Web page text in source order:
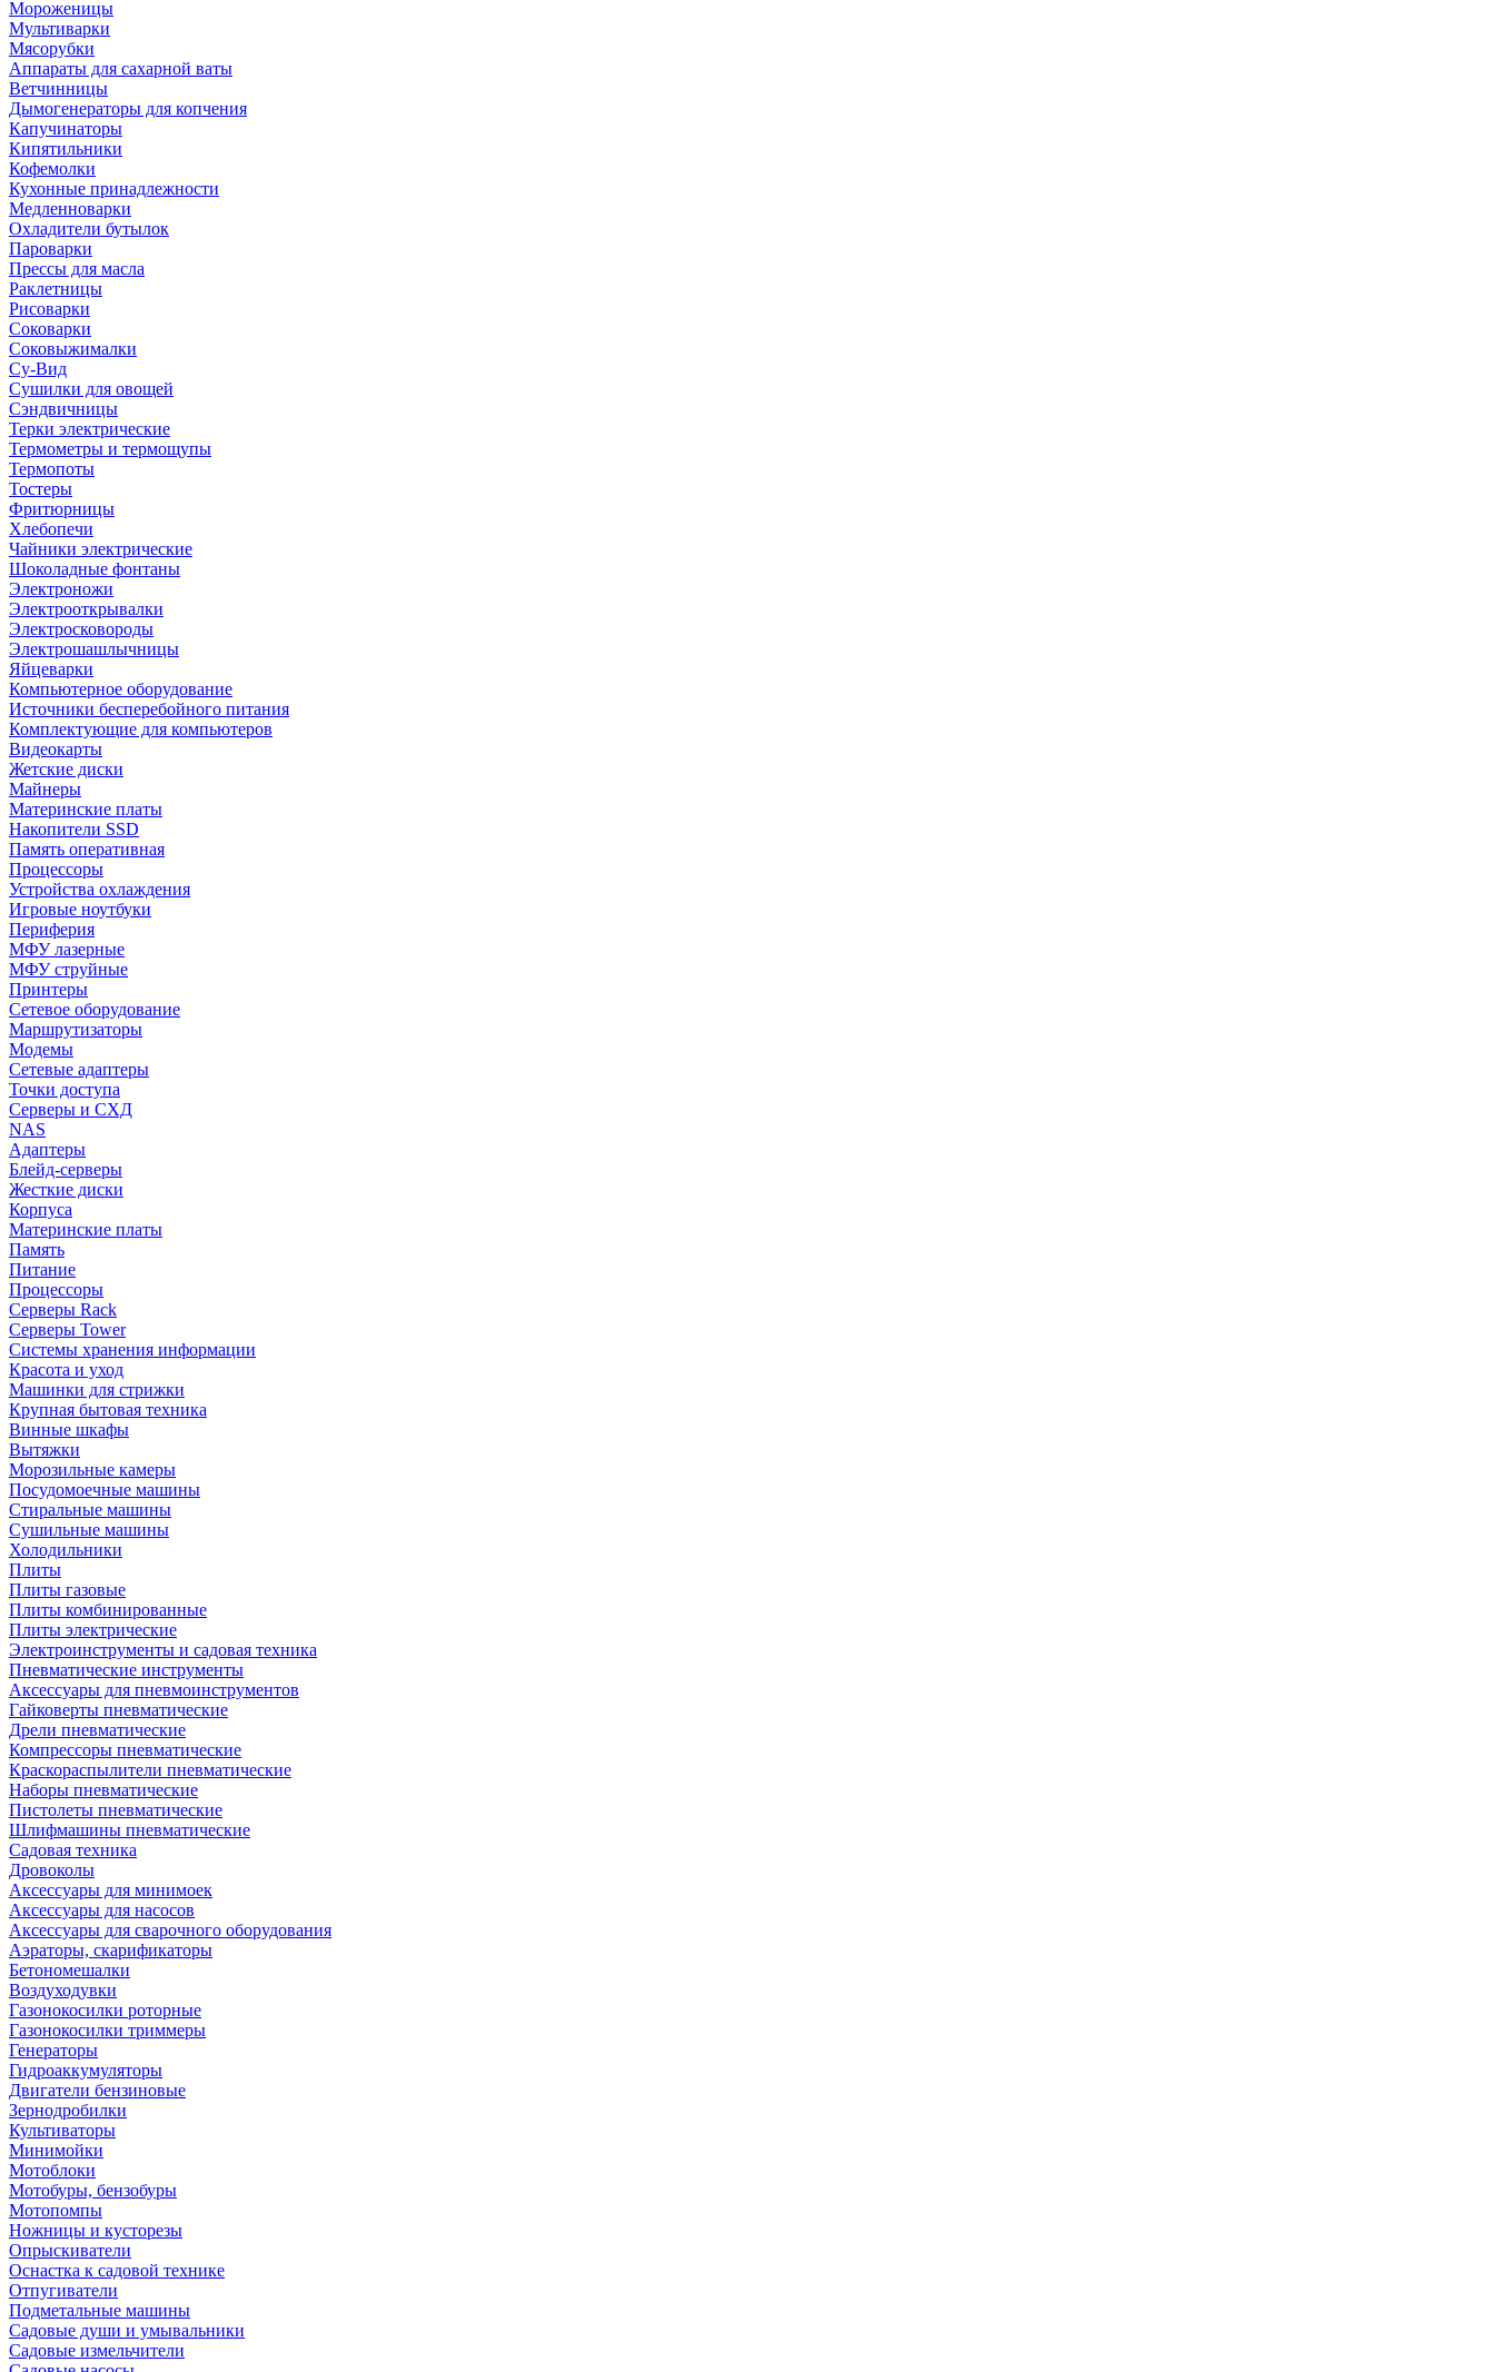
Мороженицы
Мультиварки
Мясорубки
Аппараты для сахарной ваты
Ветчинницы
Дымогенераторы для копчения
Капучинаторы
Кипятильники
Кофемолки
Кухонные принадлежности
Медленноварки
Охладители бутылок
Пароварки
Прессы для масла
Раклетницы
Рисоварки
Соковарки
Соковыжималки
Су-Вид
Сушилки для овощей
Сэндвичницы
Терки электрические
Термометры и термощупы
Термопоты
Тостеры
Фритюрницы
Хлебопечи
Чайники электрические
Шоколадные фонтаны
Электроножи
Электрооткрывалки
Электросковороды
Электрошашлычницы
Яйцеварки
Компьютерное оборудование
Источники бесперебойного питания
Комплектующие для компьютеров
Видеокарты
Жетские диски
Майнеры
Материнские платы
Накопители SSD
Память оперативная
Процессоры
Устройства охлаждения
Игровые ноутбуки
Периферия
МФУ лазерные
МФУ струйные
Принтеры
Сетевое оборудование
Маршрутизаторы
Модемы
Сетевые адаптеры
Точки доступа
Серверы и СХД
NAS
Адаптеры
Блейд-серверы
Жесткие диски
Корпуса
Материнские платы
Память
Питание
Процессоры
Серверы Rack
Серверы Tower
Системы хранения информации
Красота и уход
Машинки для стрижки
Крупная бытовая техника
Винные шкафы
Вытяжки
Морозильные камеры
Посудомоечные машины
Стиральные машины
Сушильные машины
Холодильники
Плиты
Плиты газовые
Плиты комбинированные
Плиты электрические
Электроинструменты и садовая техника
Пневматические инструменты
Аксессуары для пневмоинструментов
Гайковерты пневматические
Дрели пневматические
Компрессоры пневматические
Краскораспылители пневматические
Наборы пневматические
Пистолеты пневматические
Шлифмашины пневматические
Садовая техника
Дровоколы
Аксессуары для минимоек
Аксессуары для насосов
Аксессуары для сварочного оборудования
Аэраторы, скарификаторы
Бетономешалки
Воздуходувки
Газонокосилки роторные
Газонокосилки триммеры
Генераторы
Гидроаккумуляторы
Двигатели бензиновые
Зернодробилки
Культиваторы
Минимойки
Мотоблоки
Мотобуры, бензобуры
Мотопомпы
Ножницы и кусторезы
Опрыскиватели
Оснастка к садовой технике
Отпугиватели
Подметальные машины
Садовые души и умывальники
Садовые измельчители